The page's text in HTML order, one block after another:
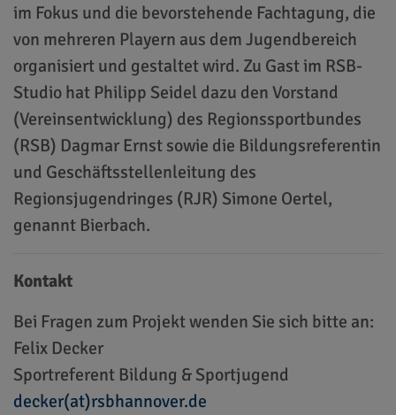
im Fokus und die bevorstehende Fachtagung, die
von mehreren Playern aus dem Jugendbereich
organisiert und gestaltet wird. Zu Gast im RSB-
Studio hat Philipp Seidel dazu den Vorstand
(Vereinsentwicklung) des Regionssportbundes
(RSB) Dagmar Ernst sowie die Bildungsreferentin
und Geschäftsstellenleitung des
Regionsjugendringes (RJR) Simone Oertel,
genannt Bierbach.
Kontakt
Bei Fragen zum Projekt wenden Sie sich bitte an:
Felix Decker
Sportreferent Bildung & Sportjugend
decker(at)rsbhannover.de